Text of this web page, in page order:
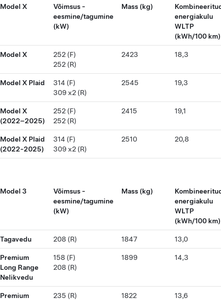
Model X
Võimsus -
eesmine/tagumine
(kW)
Mass (kg)
energiakulu
WLTP
(kWh/100 km)
Model X
252 (F)
252 (R)
2423 18,3
Model X Plaid
314 (F)
309 x2 (R)
2545 19,3
Model X
(2022–2025)
252 (F)
252 (R)
2415 19,1
Model X Plaid
(2022-2025)
314 (F)
309 x2 (R)
2510 20,8
Model 3
Võimsus -
eesmine/tagumine
(kW)
Mass (kg)
energiakulu
WLTP
(kWh/100 km)
Tagavedu 208 (R) 1847 13,0
Premium
Long Range
Nelikvedu
158 (F)
208 (R)
1899 14,3
Premium
235 (R) 1822 13,6